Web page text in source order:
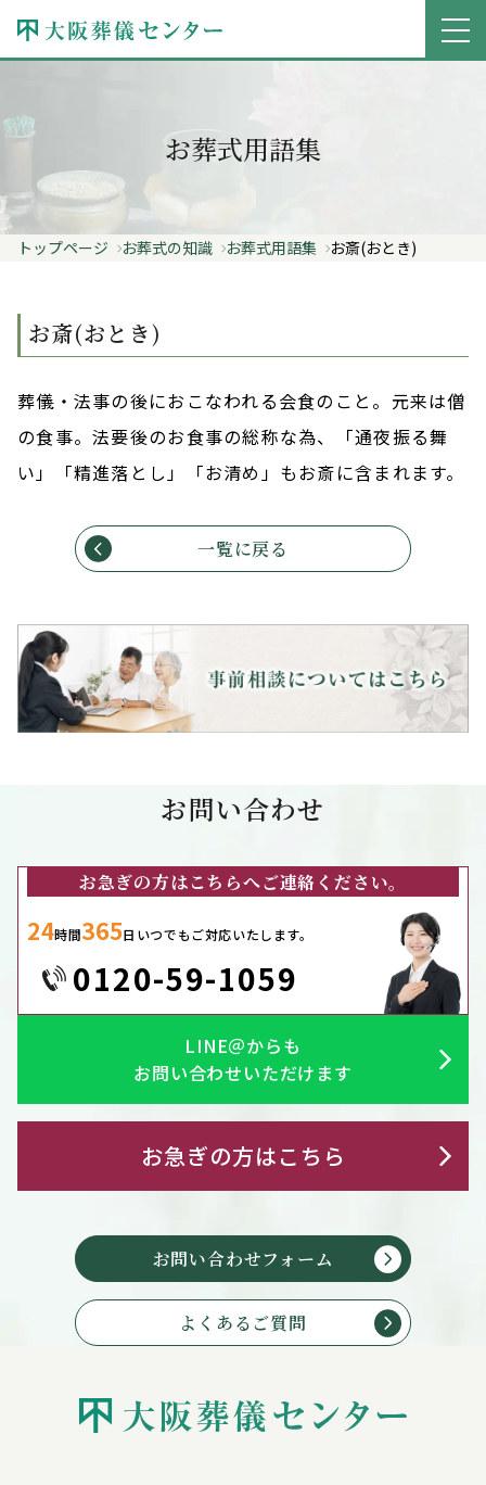
お葬式用語集
トップページ お葬式の知識 お葬式用語集 お斎(おとき)
お斎(おとき)
葬儀・法事の後におこなわれる会食のこと。元来は僧
の食事。法要後のお食事の総称な為、「通夜振る舞
い」「精進落とし」「お清め」もお斎に含まれます。
一覧に戻る
お問い合わせ
お急ぎの方はこちらへご連絡ください。
24時間365日いつでもご対応いたします。
0120-59-1059
LINE＠からも
お問い合わせいただけます
お急ぎの方はこちら
お問い合わせフォーム
よくあるご質問